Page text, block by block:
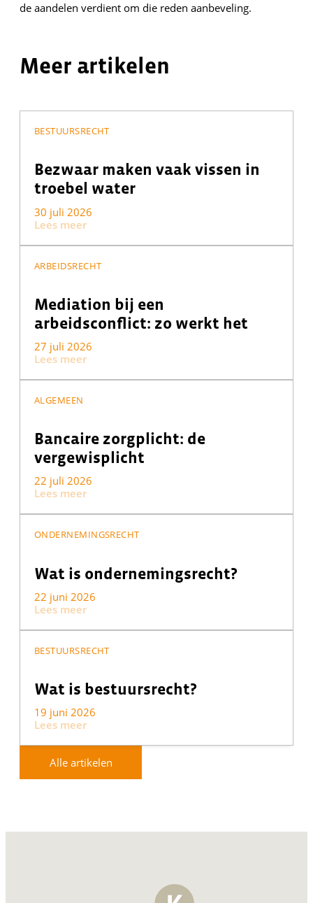
de aandelen verdient om die reden aanbeveling.
Meer artikelen
BESTUURSRECHT
Bezwaar maken vaak vissen in
troebel water
30 juli 2026
Lees meer
ARBEIDSRECHT
Mediation bij een
arbeidsconflict: zo werkt het
27 juli 2026
Lees meer
ALGEMEEN
Bancaire zorgplicht: de
vergewisplicht
22 juli 2026
Lees meer
ONDERNEMINGSRECHT
Wat is ondernemingsrecht?
22 juni 2026
Lees meer
BESTUURSRECHT
Wat is bestuursrecht?
19 juni 2026
Lees meer
Alle artikelen